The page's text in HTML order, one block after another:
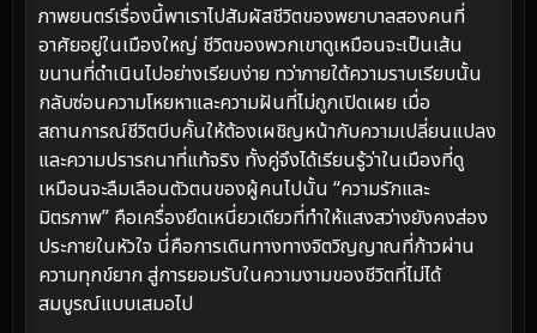
ภาพยนตร์เรื่องนี้พาเราไปสัมผัสชีวิตของพยาบาลสองคนที่
อาศัยอยู่ในเมืองใหญ่ ชีวิตของพวกเขาดูเหมือนจะเป็นเส้น
ขนานที่ดำเนินไปอย่างเรียบง่าย ทว่าภายใต้ความราบเรียบนั้น
กลับซ่อนความโหยหาและความฝันที่ไม่ถูกเปิดเผย เมื่อ
สถานการณ์ชีวิตบีบคั้นให้ต้องเผชิญหน้ากับความเปลี่ยนแปลง
และความปรารถนาที่แท้จริง ทั้งคู่จึงได้เรียนรู้ว่าในเมืองที่ดู
เหมือนจะลืมเลือนตัวตนของผู้คนไปนั้น “ความรักและ
มิตรภาพ” คือเครื่องยึดเหนี่ยวเดียวที่ทำให้แสงสว่างยังคงส่อง
ประกายในหัวใจ นี่คือการเดินทางทางจิตวิญญาณที่ก้าวผ่าน
ความทุกข์ยาก สู่การยอมรับในความงามของชีวิตที่ไม่ได้
สมบูรณ์แบบเสมอไป